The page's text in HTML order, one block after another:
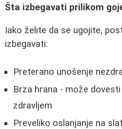
Šta izbegavati prilikom
Iako želite da se ugojite,
izbegavati:
Preterano unošenje
Brza hrana - može
zdravljem
Preveliko oslanjanje na